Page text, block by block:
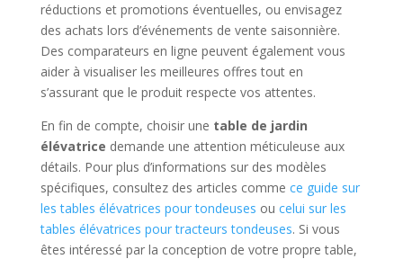
réductions et promotions éventuelles, ou envisagez
des achats lors d’événements de vente saisonnière.
Des comparateurs en ligne peuvent également vous
aider à visualiser les meilleures offres tout en
s’assurant que le produit respecte vos attentes.
En fin de compte, choisir une table de jardin
élévatrice demande une attention méticuleuse aux
détails. Pour plus d’informations sur des modèles
spécifiques, consultez des articles comme ce guide sur
les tables élévatrices pour tondeuses ou celui sur les
tables élévatrices pour tracteurs tondeuses. Si vous
êtes intéressé par la conception de votre propre table,